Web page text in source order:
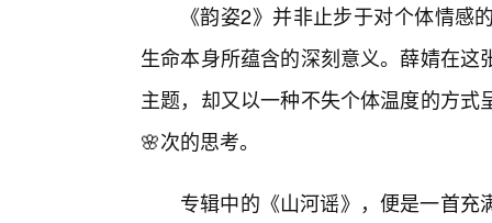
《韵姿2》并非止步于对个体情
生命本身所蕴含的深刻意义。薛婧在
主题，却又以一种不失个体温度的方
🌸次的思考。
专辑中的《山河谣》，便是一首